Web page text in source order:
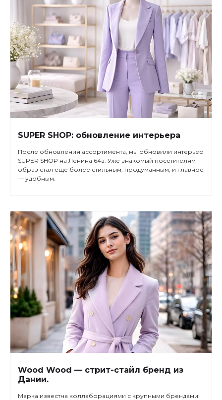
SUPER SHOP: обновление интерьера
После обновления ассортимента, мы обновили интерьер
SUPER SHOP на Ленина 64а. Уже знакомый посетителям
образ стал ещё более стильным, продуманным, и главное
— удобным.
Wood Wood — стрит-стайл бренд из
Дании.
Марка известна коллаборациями с крупными брендами: